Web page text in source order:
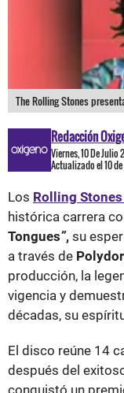
The Rolling Stones
Redacción
Viernes, 10 De Julio
Actualizado el 10
Los Rolling Stones
histórica carrera
Tongues”, su
a través de
producción, la
vigencia y
décadas, su
El disco reúne 14
después del
conquistó un